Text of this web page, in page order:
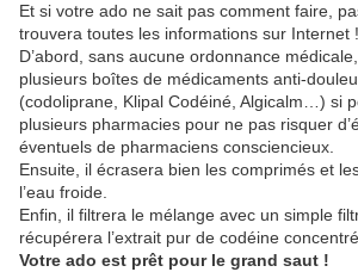
Et si votre ado ne sait pas comment faire,
trouvera toutes les informations sur Internet !
D’abord, sans aucune ordonnance
plusieurs boîtes de médicaments anti-
(codoliprane, Klipal Codéiné, Algicalm…) si
plusieurs pharmacies pour ne pas risquer
éventuels de pharmaciens consciencieux.
Ensuite, il écrasera bien les comprimés et
l’eau froide.
Enfin, il filtrera le mélange avec un simple
récupérera l’extrait pur de codéine concentré.
Votre ado est prêt pour le grand saut !